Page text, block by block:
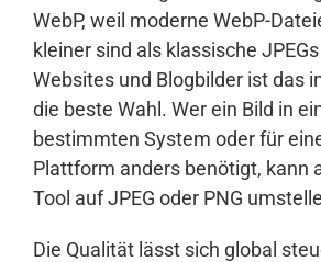
WebP, weil moderne WebP-
kleiner sind als klassische
Websites und Blogbilder ist das
die beste Wahl. Wer ein Bild in
bestimmten System oder für
Plattform anders benötigt, kann
Tool auf JPEG oder PNG
Die Qualität lässt sich global